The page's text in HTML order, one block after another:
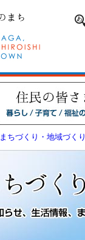
まちづくり・地域づくり